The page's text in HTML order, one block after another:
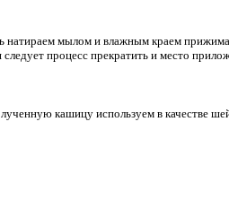
натираем мылом и влажным краем
процесс прекратить и место
кашицу используем в качестве